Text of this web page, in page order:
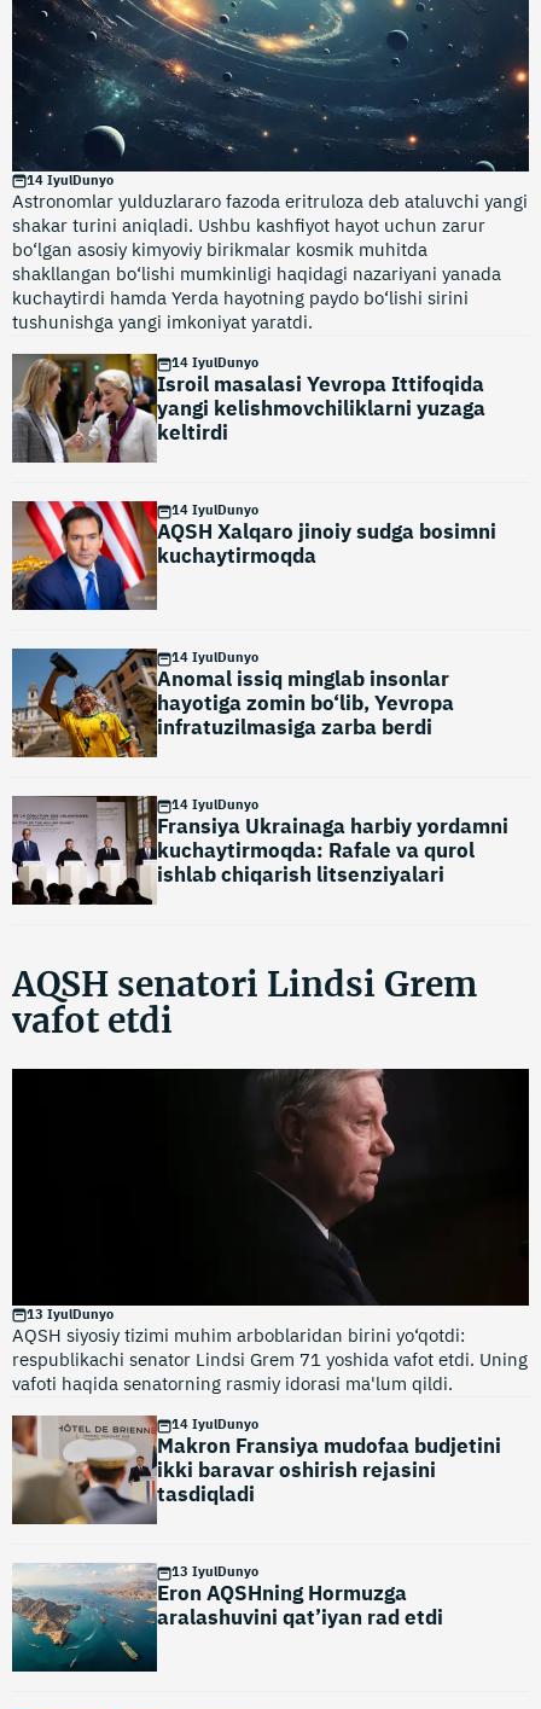
14 IyulDunyo
Isroil masalasi Yevropa Ittifoqida
yangi kelishmovchiliklarni yuzaga
keltirdi
14 IyulDunyo
AQSH Xalqaro jinoiy sudga bosimni
kuchaytirmoqda
14 IyulDunyo
Anomal issiq minglab insonlar
hayotiga zomin bo‘lib, Yevropa
infratuzilmasiga zarba berdi
14 IyulDunyo
Fransiya Ukrainaga harbiy yordamni
kuchaytirmoqda: Rafale va qurol
ishlab chiqarish litsenziyalari
14 IyulDunyo
Astronomlar yulduzlararo fazoda eritruloza deb ataluvchi yangi
shakar turini aniqladi. Ushbu kashfiyot hayot uchun zarur
bo‘lgan asosiy kimyoviy birikmalar kosmik muhitda
shakllangan bo‘lishi mumkinligi haqidagi nazariyani yanada
kuchaytirdi hamda Yerda hayotning paydo bo‘lishi sirini
tushunishga yangi imkoniyat yaratdi.
14 IyulDunyo
Makron Fransiya mudofaa budjetini
ikki baravar oshirish rejasini
tasdiqladi
13 IyulDunyo
Eron AQSHning Hormuzga
aralashuvini qat’iyan rad etdi
AQSH senatori Lindsi Grem
vafot etdi
13 IyulDunyo
AQSH siyosiy tizimi muhim arboblaridan birini yo‘qotdi:
respublikachi senator Lindsi Grem 71 yoshida vafot etdi. Uning
vafoti haqida senatorning rasmiy idorasi ma'lum qildi.